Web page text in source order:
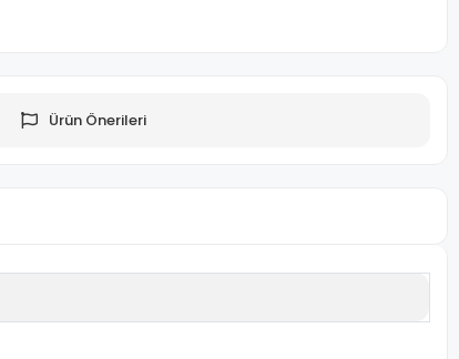
Ürün Önerileri